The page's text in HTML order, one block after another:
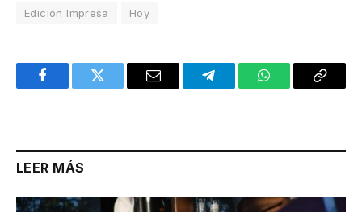
Edición Impresa Hoy
FacebookTwitter Email TelegramWhatsAppCopy
LEER MÁS